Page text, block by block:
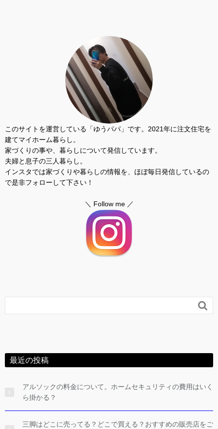
このサイトを運営している「ゆうパパ」です。2021年に注文住宅を
建てマイホーム暮らし。
家づくりの事や、暮らしについて発信しています。
夫婦と息子の三人暮らし。
インスタでは家づくりや暮らしの情報を、ほぼ毎日発信しているの
で是非フォローして下さい！
＼ Follow me ／

最近の投稿
アルソックの料金について。ホームセキュリティの費用はいく
ら掛かる？
三脚はどこに売ってる？どこで買える？おすすめの販売店をご